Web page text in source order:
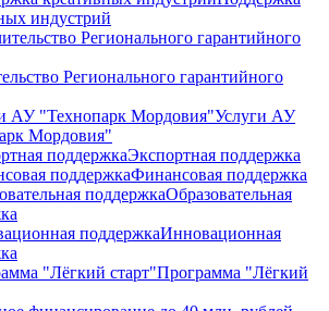
индустрий
Регионального гарантийного
Услуги АУ
Мордовия"
Экспортная поддержка
Финансовая поддержка
Образовательная
Инновационная
Программа "Лёгкий